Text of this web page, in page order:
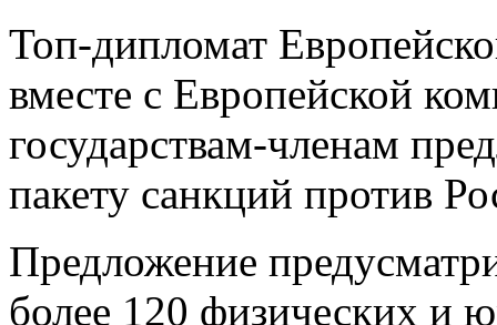
Топ-дипломат
вместе с Европейской
государствам-членам
пакету санкций против
Предложение
более 120 физических и